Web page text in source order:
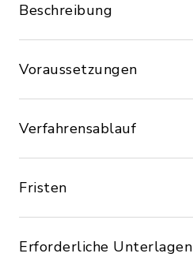
Beschreibung
Voraussetzungen
Verfahrensablauf
Fristen
Erforderliche Unterlagen